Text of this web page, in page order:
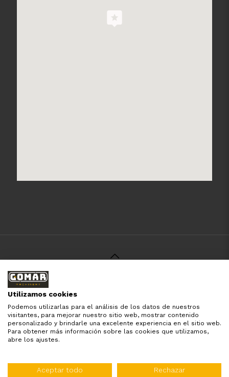
© 2021 Gomar Machinery -
Privacidad
Todas las marcas aquí mencionadas son de simple
referencia, es solo para especificar los productos que
comercializamos y el servicio que brindamos. Nuestra
empresa respeta todos los derechos de marca reservados
Diseñado por:
Utilizamos cookies
Podemos utilizarlas para el análisis de los datos de nuestros
visitantes, para mejorar nuestro sitio web, mostrar contenido
personalizado y brindarle una excelente experiencia en el sitio web.
Para obtener más información sobre las cookies que utilizamos,
abre los ajustes.
Aceptar todo Rechazar